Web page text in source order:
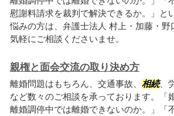
慰謝料請求を裁判で解決できるか。」と
悩みの方は、弁護士法人 村上・加藤・野
気軽にご相談くださいませ。
親権と面会交流の取り決め方
離婚問題はもちろん、交通事故、 相続、
など数々のご相談を承っております。「
離婚調停中では離婚できないのか。」「